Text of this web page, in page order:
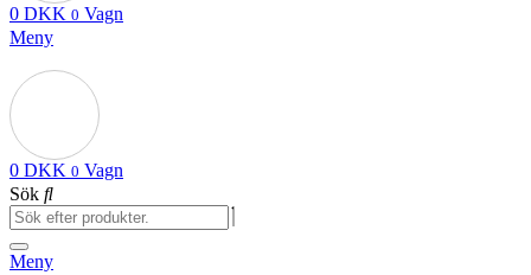
0 DKK 0 Vagn
Meny
0 DKK 0 Vagn
Sök
Meny